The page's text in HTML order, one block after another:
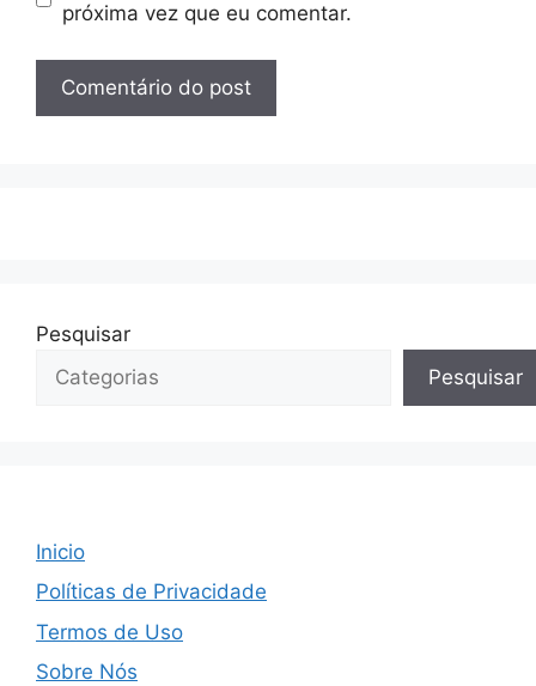
próxima vez que eu comentar.
Pesquisar
Pesquisar
Inicio
Políticas de Privacidade
Termos de Uso
Sobre Nós